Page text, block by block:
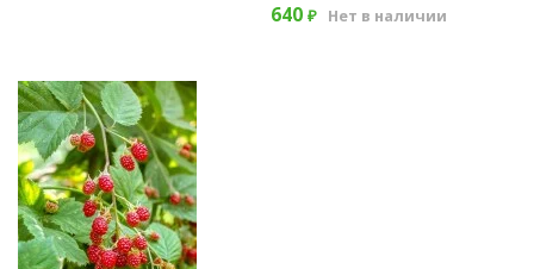
640 ₽ Нет в наличии